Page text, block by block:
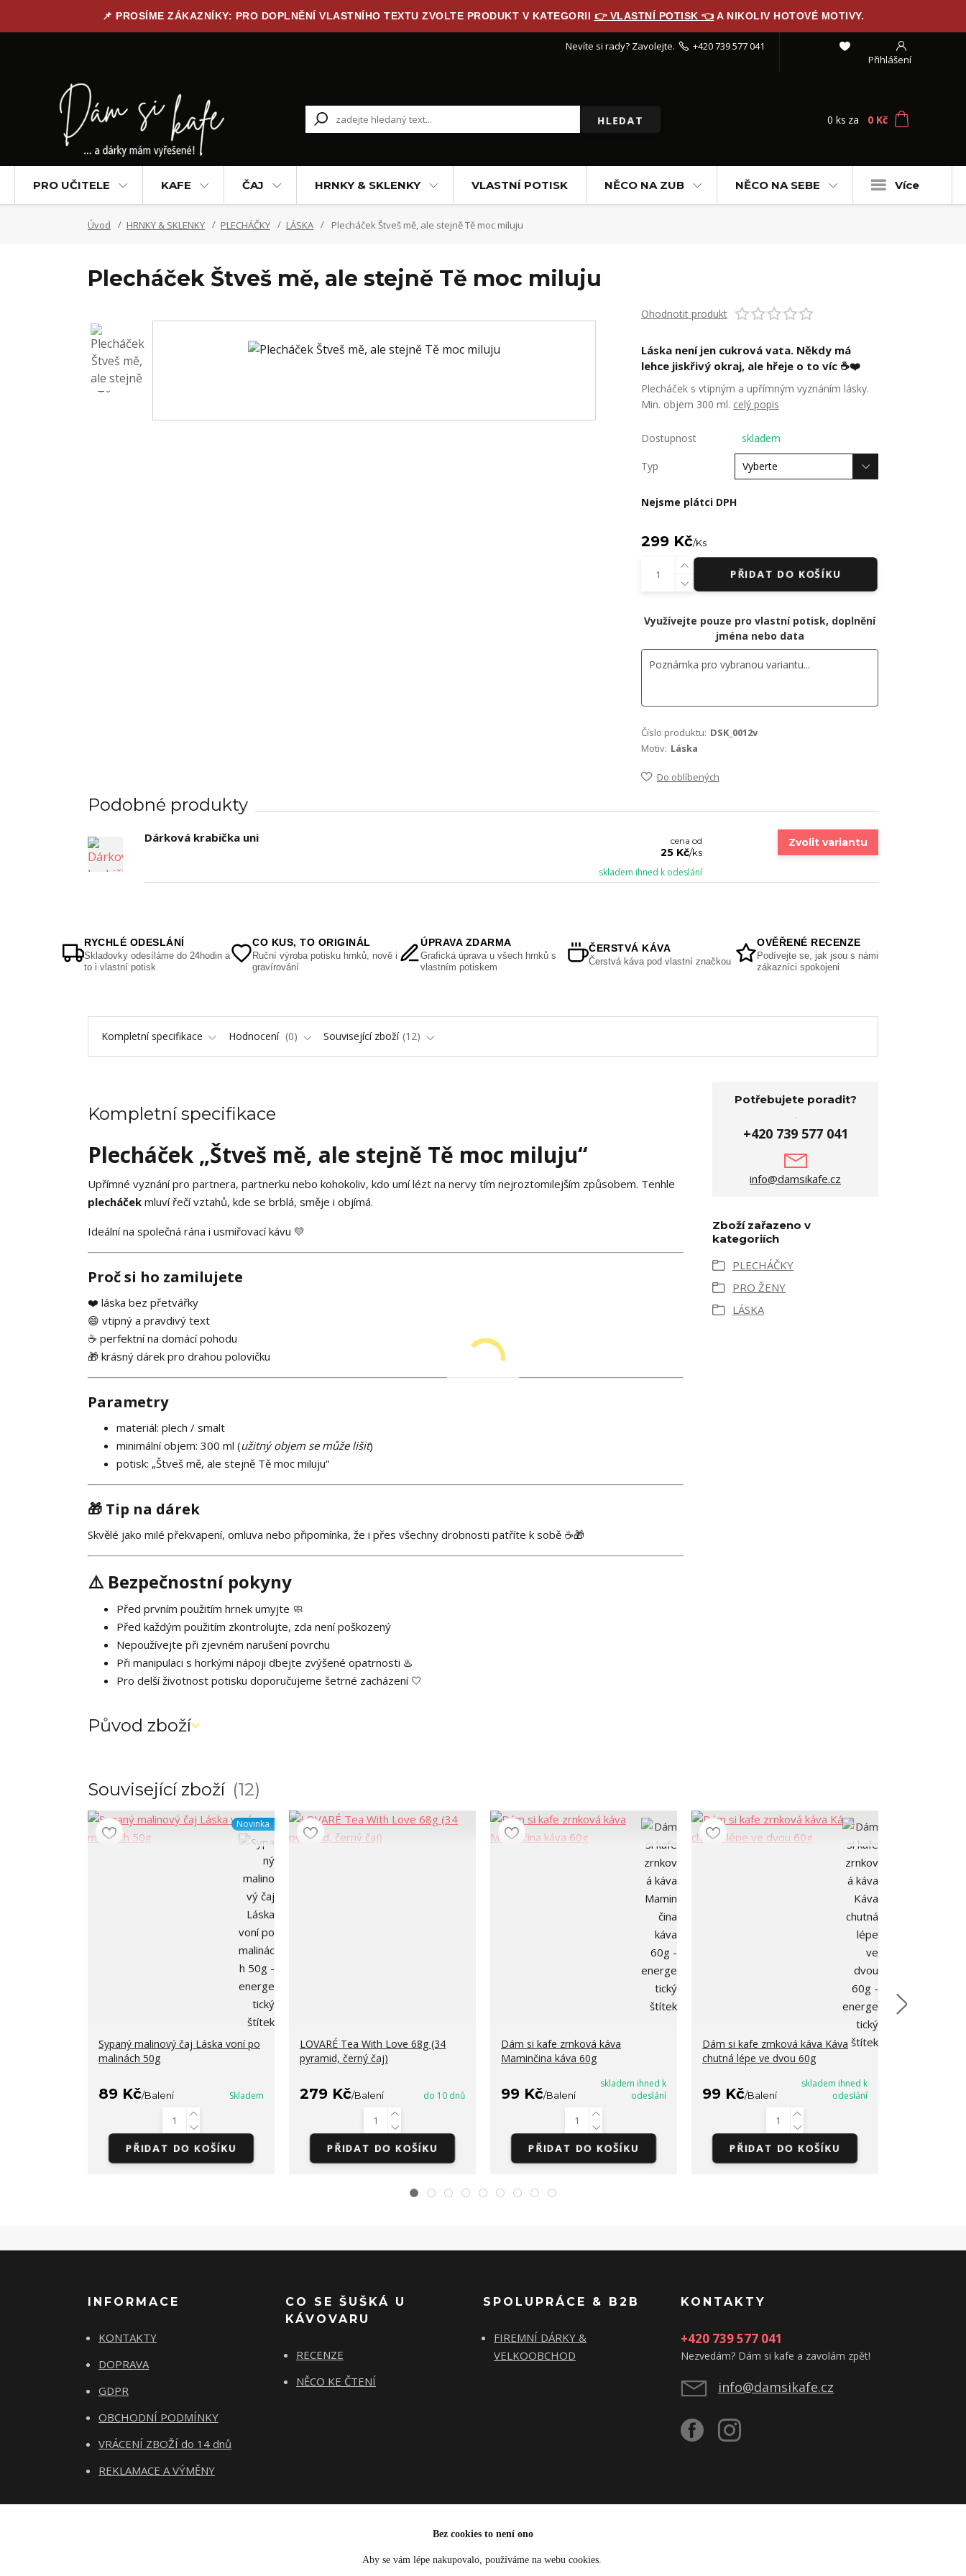
📌 PROSÍME ZÁKAZNÍKY: PRO DOPLNĚNÍ VLASTNÍHO TEXTU ZVOLTE PRODUKT V KATEGORII 👉 VLASTNÍ POTISK 👈 A NIKOLIV HOTOVÉ MOTIVY.
Přihlášení
HLEDAT
Nevíte si rady? Zavolejte. +420 739 577 041
0 ks za 0 Kč
PRO UČITELE KAFE ČAJ HRNKY & SKLENKY VLASTNÍ POTISK NĚCO NA ZUB NĚCO NA SEBE Více
Úvod HRNKY & SKLENKY PLECHÁČKY LÁSKA Plecháček Štveš mě, ale stejně Tě moc miluju
Plecháček Štveš mě, ale stejně Tě moc miluju
Ohodnotit produkt
Láska není jen cukrová vata. Někdy má
lehce jiskřivý okraj, ale hřeje o to víc ☕❤️
Plecháček s vtipným a upřímným vyznáním lásky.
Min. objem 300 ml. celý popis
Dostupnost skladem
Typ
Nejsme plátci DPH
299 Kč/Ks
PŘIDAT DO KOŠÍKU
Využívejte pouze pro vlastní potisk, doplnění
jména nebo data
Číslo produktu: DSK_0012v
Motiv: Láska
Do oblíbených
Podobné produkty
Dárková krabička uni cena od
25 Kč/ks
skladem ihned k odeslání
Zvolit variantu
RYCHLÉ ODESLÁNÍ
Skladovky odesíláme do 24hodin a
to i vlastní potisk
CO KUS, TO ORIGINÁL
Ruční výroba potisku hrnků, nově i
gravírování
ÚPRAVA ZDARMA
Grafická úprava u všech hrnků s
vlastním potiskem
ČERSTVÁ KÁVA
Čerstvá káva pod vlastní značkou
OVĚŘENÉ RECENZE
Podívejte se, jak jsou s námi
zákazníci spokojeni
Kompletní specifikace Hodnocení 0 Související zboží 12
Kompletní specifikace
Plecháček „Štveš mě, ale stejně Tě moc miluju“
Upřímné vyznání pro partnera, partnerku nebo kohokoliv, kdo umí lézt na nervy tím nejroztomilejším způsobem. Tenhle
plecháček mluví řečí vztahů, kde se brblá, směje i objímá.
Ideální na společná rána i usmiřovací kávu 💛
Proč si ho zamilujete
❤️ láska bez přetvářky
😄 vtipný a pravdivý text
☕ perfektní na domácí pohodu
🎁 krásný dárek pro drahou polovičku
Parametry
materiál: plech / smalt
minimální objem: 300 ml (užitný objem se může lišit)
potisk: „Štveš mě, ale stejně Tě moc miluju“
🎁 Tip na dárek
Skvělé jako milé překvapení, omluva nebo připomínka, že i přes všechny drobnosti patříte k sobě ☕🎁
⚠️ Bezpečnostní pokyny
Před prvním použitím hrnek umyjte 🧼
Před každým použitím zkontrolujte, zda není poškozený
Nepoužívejte při zjevném narušení povrchu
Při manipulaci s horkými nápoji dbejte zvýšené opatrnosti ♨️
Pro delší životnost potisku doporučujeme šetrné zacházení 🤍
Původ zboží
Potřebujete poradit?
+420 739 577 041
info@damsikafe.cz
Zboží zařazeno v
kategoriích
PLECHÁČKY
PRO ŽENY
LÁSKA
Související zboží 12
Novinka
Sypaný malinový čaj Láska voní po
malinách 50g
89 Kč/Balení Skladem
PŘIDAT DO KOŠÍKU
LOVARÉ Tea With Love 68g (34
pyramid, černý čaj)
279 Kč/Balení do 10 dnů
PŘIDAT DO KOŠÍKU
Dám si kafe zrnková káva
Maminčina káva 60g
99 Kč/Balení
skladem ihned k
odeslání
PŘIDAT DO KOŠÍKU
Dám si kafe zrnková káva Káva
chutná lépe ve dvou 60g
99 Kč/Balení
skladem ihned k
odeslání
PŘIDAT DO KOŠÍKU
INFORMACE
KONTAKTY
DOPRAVA
GDPR
OBCHODNÍ PODMÍNKY
VRÁCENÍ ZBOŽÍ do 14 dnů
REKLAMACE A VÝMĚNY
CO SE ŠUŠKÁ U
KÁVOVARU
RECENZE
NĚCO KE ČTENÍ
SPOLUPRÁCE & B2B
FIREMNÍ DÁRKY &
VELKOOBCHOD
KONTAKTY
+420 739 577 041
Nezvedám? Dám si kafe a zavolám zpět!
info@damsikafe.cz
Bez cookies to není ono
Aby se vám lépe nakupovalo, používáme na webu cookies.